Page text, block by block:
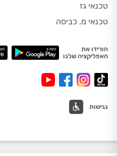
טכנאי גז
טכנאי מ. כביסה
הורידו את
האפליקציה שלנו
נגישות